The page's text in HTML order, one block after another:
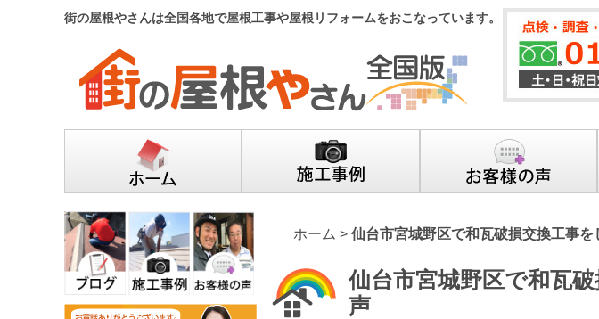
街の屋根やさんは全国各地で屋根工事や屋根リフォームをおこなっています。
ホーム > 仙台市宮城野区で和瓦破損交換工事を
仙台市宮城野区で和瓦
声